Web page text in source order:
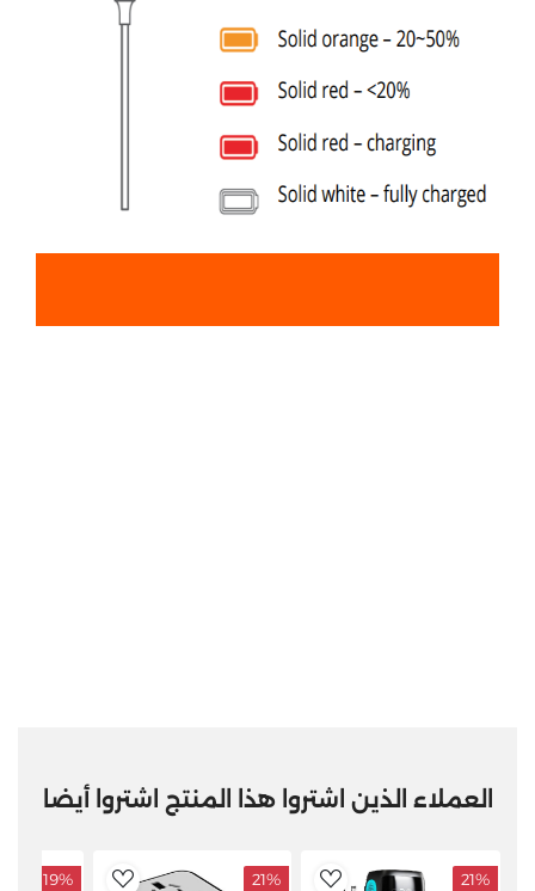
العملاء الذين اشتروا هذا المنتج اشتروا أيضا
21%
21%
19%